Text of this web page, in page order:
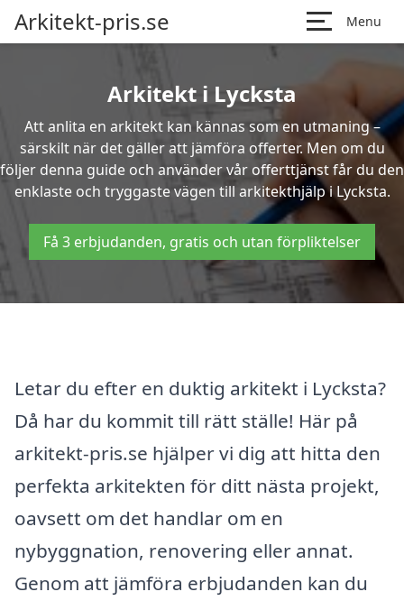
Arkitekt-pris.se Menu
Arkitekt i Lycksta
Att anlita en arkitekt kan kännas som en utmaning –
särskilt när det gäller att jämföra offerter. Men om du
följer denna guide och använder vår offerttjänst får du den
enklaste och tryggaste vägen till arkitekthjälp i Lycksta.
Få 3 erbjudanden, gratis och utan förpliktelser
Letar du efter en duktig arkitekt i Lycksta?
Då har du kommit till rätt ställe! Här på
arkitekt-pris.se hjälper vi dig att hitta den
perfekta arkitekten för ditt nästa projekt,
oavsett om det handlar om en
nybyggnation, renovering eller annat.
Genom att jämföra erbjudanden kan du